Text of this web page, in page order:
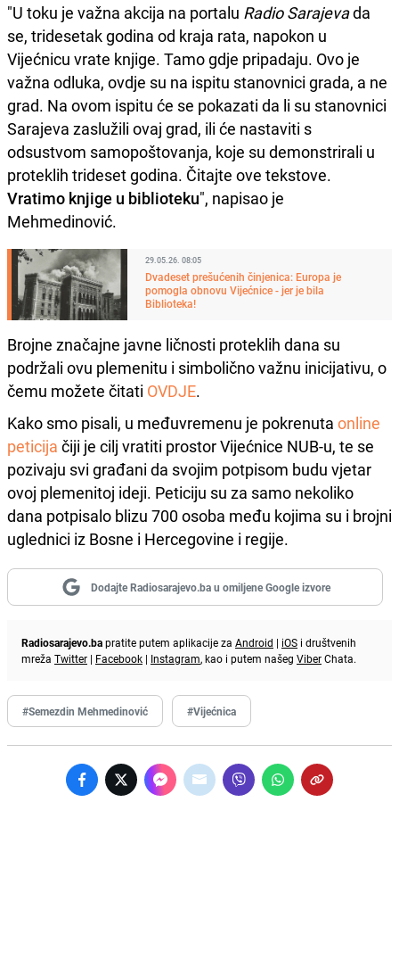
"U toku je važna akcija na portalu Radio Sarajevada
se, tridesetak godina od kraja rata, napokon u
Vijećnicu vrate knjige. Tamo gdje pripadaju. Ovo je
važna odluka, ovdje su na ispitu stanovnici grada, a ne
grad. Na ovom ispitu će se pokazati da li su stanovnici
Sarajeva zaslužili ovaj grad, ili će nastaviti s
odsustvom samopoštovanja, koje su demonstrirali u
proteklih trideset godina. Čitajte ove tekstove.
Vratimo knjige u biblioteku", napisao je
Mehmedinović.
29.05.26. 08:05
Dvadeset prešućenih činjenica: Europa je
pomogla obnovu Vijećnice - jer je bila
Biblioteka!
Brojne značajne javne ličnosti proteklih dana su
podržali ovu plemenitu i simbolično važnu inicijativu, o
čemu možete čitati OVDJE.
Kako smo pisali, u međuvremenu je pokrenuta online
peticija čiji je cilj vratiti prostor Vijećnice NUB-u, te se
pozivaju svi građani da svojim potpisom budu vjetar
ovoj plemenitoj ideji. Peticiju su za samo nekoliko
dana potpisalo blizu 700 osoba među kojima su i brojni
uglednici iz Bosne i Hercegovine i regije.
Dodajte Radiosarajevo.ba u omiljene Google izvore
Radiosarajevo.bapratite putem aplikacije za Android | iOS i društvenih
mreža Twitter | Facebook | Instagram, kao i putem našeg ViberChata.
#Semezdin Mehmedinović #Vijećnica